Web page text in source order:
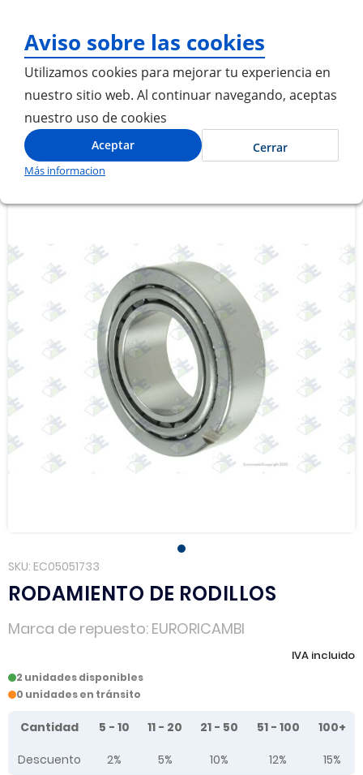
Aviso sobre las cookies
Utilizamos cookies para mejorar tu experiencia en
nuestro sitio web. Al continuar navegando, aceptas
nuestro uso de cookies
Aceptar Cerrar
Más informacion
Inicio RODAMIENTO DE RODILLOS
SKU EC05051733
RODAMIENTO DE RODILLOS
Marca de repuesto EURORICAMBI
IVA incluido
2 unidades disponibles
0 unidades en tránsito
Tier prices table
Cantidad 5 - 10 11 - 20 21 - 50 51 - 100
100+
Descuento
2% 5% 10% 12% 15%
de
galería
imágenes
de
galería
imágenes